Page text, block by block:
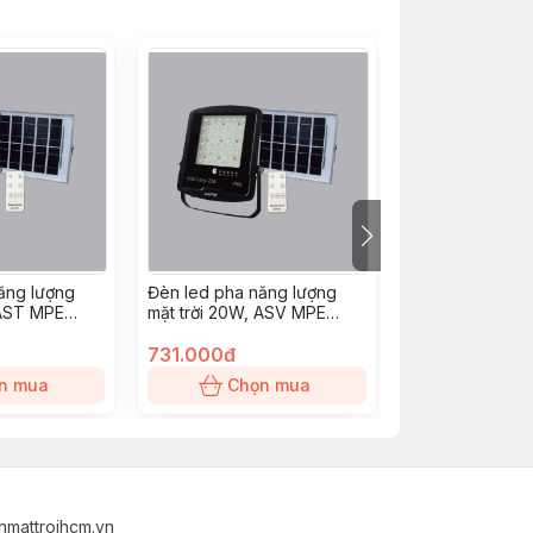
lượng
MPE
mua
Đèn led pha năng lượng
mặt trời 20W, ASV MPE
731.000đ
Chọn mua